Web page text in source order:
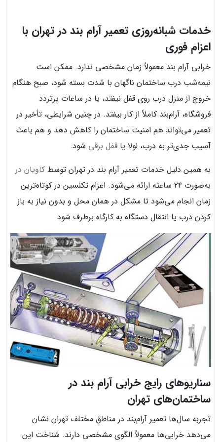
خدمات شبانه‌روزی تعمیر آرام بند در تهران با
اعزام فوری
خرابی آرام بند معمولاً زمان مشخصی ندارد. ممکن است
نیمه‌شب درب ساختمان ناگهان با شدت بسته شود، صبح هنگام
خروج از منزل درب روی قفل نیفتد، یا در ساعات پرتردد
فروشگاه، آرام‌بند کاملاً از کار بیفتد. در چنین شرایطی، تأخیر در
تعمیر می‌تواند هم امنیت ساختمان را کاهش دهد و هم باعث
آسیب جدی‌تر به درب، لولا یا قفل برقی شود.
به همین دلیل خدمات تعمیر آرام بند در تهران توسط کاویان در
به‌صورت ۲۴ ساعته ارائه می‌شود. اعزام تکنسین در کوتاه‌ترین
زمان انجام می‌شود تا مشکل در همان محل و بدون نیاز به باز
کردن درب یا انتقال دستگاه به کارگاه برطرف شود.
سناریوهای رایج خرابی آرام بند در
ساختمان‌های تهران
تجربه سال‌ها تعمیر آرام‌بند در مناطق مختلف تهران نشان
می‌دهد خرابی‌ها معمولاً الگوی مشخصی دارند. شناخت این